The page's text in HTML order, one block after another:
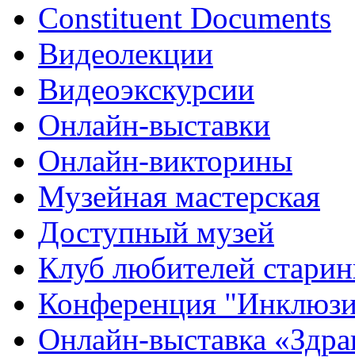
Constituent Documents
Видеолекции
Видеоэкскурсии
Онлайн-выставки
Онлайн-викторины
Музейная мастерская
Доступный музей
Клуб любителей
Конференция
Онлайн-выставка